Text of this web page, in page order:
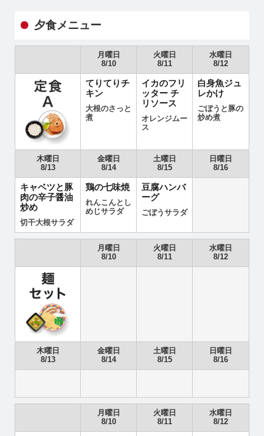
夕食メニュー
月曜日
8/10
火曜日
8/11
水曜日
8/12
てりてりチ
キン
大根のさっと
煮
イカのフリ
ッター チ
リソース
オレンジムー
ス
白身魚ジュ
レかけ
ごぼうと豚の
炒め煮
木曜日
8/13
金曜日
8/14
土曜日
8/15
日曜日
8/16
キャベツと豚
肉の辛子醤油
炒め
切干大根サラダ
鶏の七味焼
れんこんとし
めじサラダ
豆腐ハンバ
ーグ
ごぼうサラダ
月曜日
8/10
火曜日
8/11
水曜日
8/12
木曜日
8/13
金曜日
8/14
土曜日
8/15
日曜日
8/16
月曜日
8/10
火曜日
8/11
水曜日
8/12